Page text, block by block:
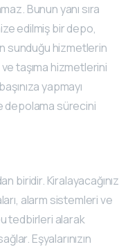
Bunun yanı sıra
edilmiş bir depo,
sunduğu hizmetlerin
taşıma hizmetlerini
yapmayı
depolama sürecini
biridir. Kiralayacağınız
alarm sistemleri ve
tedbirleri alarak
Eşyalarınızın